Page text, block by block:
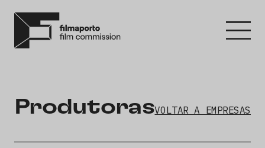
ProdutorasVOLTAR A EMPRESAS